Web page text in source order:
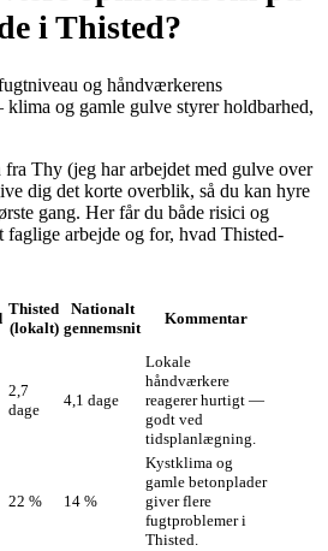
i Thisted?
og håndværkerens
og gamle gulve styrer holdbarhed,
Thy (jeg har arbejdet med gulve over
dig det korte overblik, så du kan hyre
gang. Her får du både risici og
arbejde og for, hvad Thisted-
Thisted
(lokalt)
Nationalt
gennemsnit
Kommentar
2,7
dage
4,1 dage
Lokale
håndværkere
reagerer hurtigt —
godt ved
tidsplanlægning.
22 % 14 %
Kystklima og
gamle betonplader
giver flere
fugtproblemer i
Thisted.